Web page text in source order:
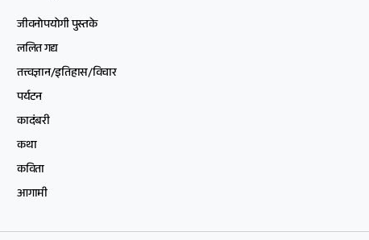
जीवनोपयोगी पुस्तके
ललित गद्य
तत्त्वज्ञान/इतिहास/विचार
पर्यटन
कादंबरी
कथा
कविता
आगामी